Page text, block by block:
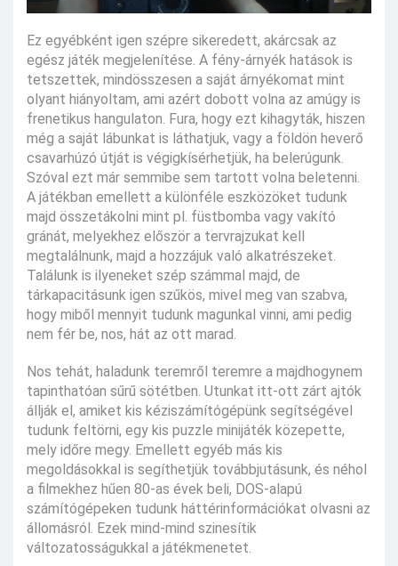
Ez egyébként igen szépre sikeredett, akárcsak az
egész játék megjelenítése. A fény-árnyék hatások is
tetszettek, mindösszesen a saját árnyékomat mint
olyant hiányoltam, ami azért dobott volna az amúgy is
frenetikus hangulaton. Fura, hogy ezt kihagyták, hiszen
még a saját lábunkat is láthatjuk, vagy a földön heverő
csavarhúzó útját is végigkísérhetjük, ha belerúgunk.
Szóval ezt már semmibe sem tartott volna beletenni.
A játékban emellett a különféle eszközöket tudunk
majd összetákolni mint pl. füstbomba vagy vakító
gránát, melyekhez először a tervrajzukat kell
megtalálnunk, majd a hozzájuk való alkatrészeket.
Találunk is ilyeneket szép számmal majd, de
tárkapacitásunk igen szűkös, mivel meg van szabva,
hogy miből mennyit tudunk magunkal vinni, ami pedig
nem fér be, nos, hát az ott marad.
Nos tehát, haladunk teremről teremre a majdhogynem
tapinthatóan sűrű sötétben. Utunkat itt-ott zárt ajtók
állják el, amiket kis kéziszámítógépünk segítségével
tudunk feltörni, egy kis puzzle minijáték közepette,
mely időre megy. Emellett egyéb más kis
megoldásokkal is segíthetjük továbbjutásunk, és néhol
a filmekhez hűen 80-as évek beli, DOS-alapú
számítógépeken tudunk háttérinformációkat olvasni az
állomásról. Ezek mind-mind szinesítik
változatosságukkal a játékmenetet.